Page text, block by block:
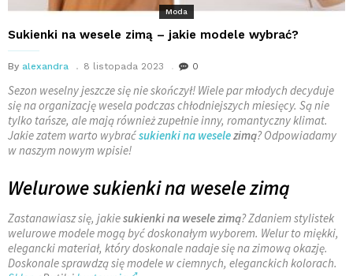
Moda
Sukienki na wesele zimą – jakie modele wybrać?
By alexandra 8 listopada 2023 0
Sezon weselny jeszcze się nie skończył! Wiele par młodych decyduje
się na organizację wesela podczas chłodniejszych miesięcy. Są nie
tylko tańsze, ale mają również zupełnie inny, romantyczny klimat.
Jakie zatem warto wybraćsukienki na weselezimą? Odpowiadamy
w naszym nowym wpisie!
Welurowe sukienki na wesele zimą
Zastanawiasz się, jakiesukienki na wesele zimą? Zdaniem stylistek
welurowe modele mogą być doskonałym wyborem. Welur to miękki,
elegancki materiał, który doskonale nadaje się na zimową okazję.
Doskonale sprawdzą się modele w ciemnych, eleganckich kolorach.